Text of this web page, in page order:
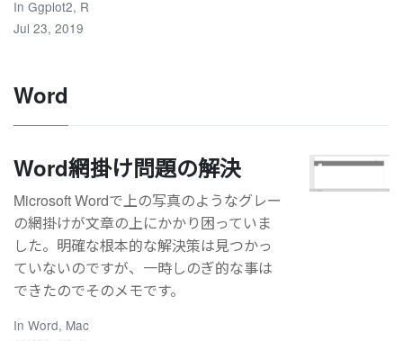
In Ggplot2, R
Jul 23, 2019
Word
Word網掛け問題の解決
Microsoft Wordで上の写真のようなグレー
の網掛けが文章の上にかかり困っていま
した。明確な根本的な解決策は見つかっ
ていないのですが、一時しのぎ的な事は
できたのでそのメモです。
In Word, Mac